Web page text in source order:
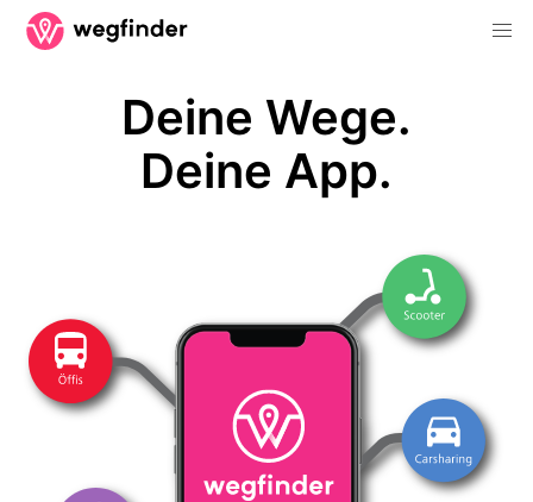
Deine Wege.
Deine App.